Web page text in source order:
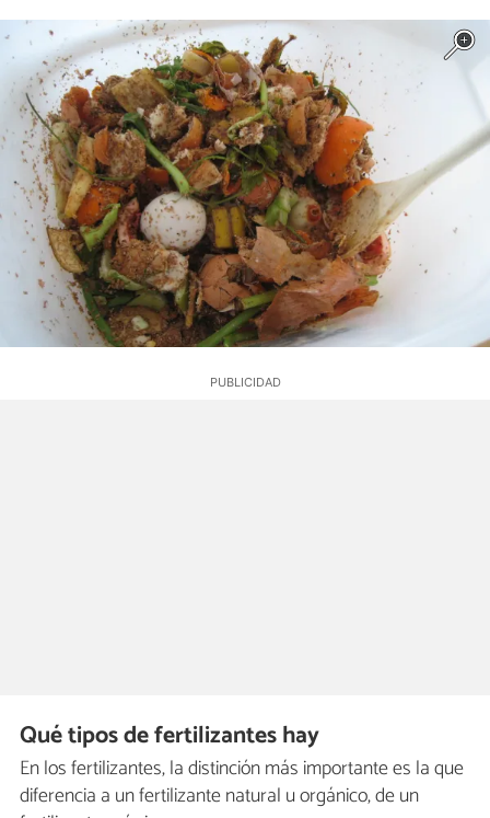
Qué tipos de fertilizantes hay
En los fertilizantes, la distinción más importante es la que
diferencia a un fertilizante natural u orgánico, de un